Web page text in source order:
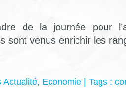
de la journée pour
sont venus enrichir les
Actualité, Economie | Tags :